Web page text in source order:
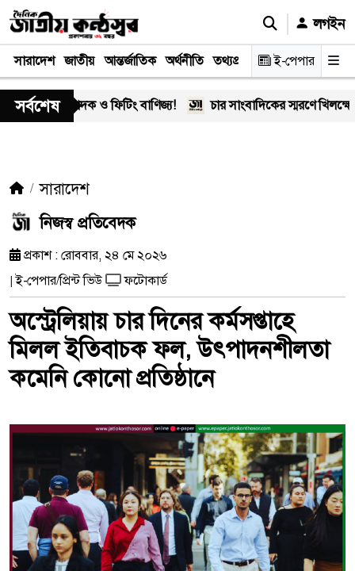
লগইন
সারাদেশ জাতীয় আন্তর্জাতিক অর্থনীতি তথ্যপ্রযুক্তি স্বাস্থ্য আইন-
ই-পেপার
সর্বশেষ
মাদক ও ফিটিং বাণিজ্য! চার সাংবাদিকের স্মরণে খিলক্ষেত প্রেস
সারাদেশ
নিজস্ব প্রতিবেদক
প্রকাশ : রোববার, ২৪ মে ২০২৬
| ই-পেপার/প্রিন্ট ভিউ ফটোকার্ড
অস্ট্রেলিয়ায় চার দিনের কর্মসপ্তাহে
মিলল ইতিবাচক ফল, উৎপাদনশীলতা
কমেনি কোনো প্রতিষ্ঠানে